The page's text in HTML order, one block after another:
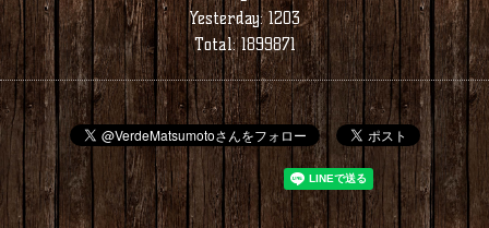
Yesterday:1203
Total:1899871